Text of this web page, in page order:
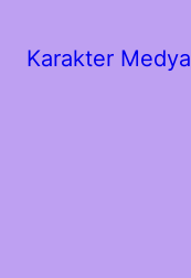
Karakter Medya